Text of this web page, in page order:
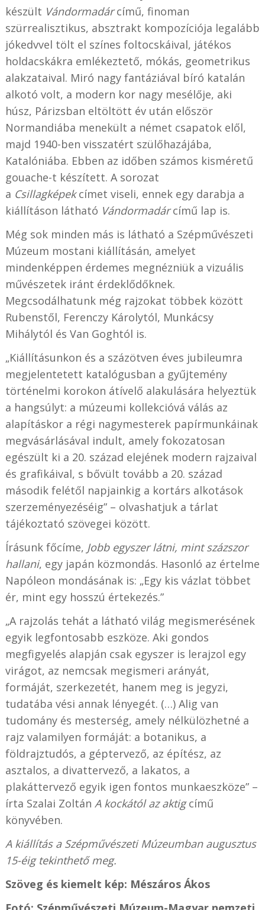
készült Vándormadárcímű, finoman
szürrealisztikus, absztrakt kompozíciója legalább
jókedvvel tölt el színes foltocskáival, játékos
holdacskákra emlékeztető, mókás, geometrikus
alakzataival. Miró nagy fantáziával bíró katalán
alkotó volt, a modern kor nagy mesélője, aki
húsz, Párizsban eltöltött év után először
Normandiába menekült a német csapatok elől,
majd 1940-ben visszatért szülőhazájába,
Katalóniába. Ebben az időben számos kisméretű
gouache-t készített. A sorozat
a Csillagképekcímet viseli, ennek egy darabja a
kiállításon látható Vándormadárcímű lap is.
Még sok minden más is látható a Szépművészeti
Múzeum mostani kiállításán, amelyet
mindenképpen érdemes megnézniük a vizuális
művészetek iránt érdeklődőknek.
Megcsodálhatunk még rajzokat többek között
Rubenstől, Ferenczy Károlytól, Munkácsy
Mihálytól és Van Goghtól is.
„Kiállításunkon és a százötven éves jubileumra
megjelentetett katalógusban a gyűjtemény
történelmi korokon átívelő alakulására helyeztük
a hangsúlyt: a múzeumi kollekcióvá válás az
alapításkor a régi nagymesterek papírmunkáinak
megvásárlásával indult, amely fokozatosan
egészült ki a 20. század elejének modern rajzaival
és grafikáival, s bővült tovább a 20. század
második felétől napjainkig a kortárs alkotások
szerzeményezéséig” – olvashatjuk a tárlat
tájékoztató szövegei között.
Írásunk főcíme, Jobb egyszer látni, mint százszor
hallani, egy japán közmondás. Hasonló az értelme
Napóleon mondásának is: „Egy kis vázlat többet
ér, mint egy hosszú értekezés.”
„A rajzolás tehát a látható világ megismerésének
egyik legfontosabb eszköze. Aki gondos
megfigyelés alapján csak egyszer is lerajzol egy
virágot, az nemcsak megismeri arányát,
formáját, szerkezetét, hanem meg is jegyzi,
tudatába vési annak lényegét. (…) Alig van
tudomány és mesterség, amely nélkülözhetné a
rajz valamilyen formáját: a botanikus, a
földrajztudós, a géptervező, az építész, az
asztalos, a divattervező, a lakatos, a
plakáttervező egyik igen fontos munkaeszköze” –
írta Szalai Zoltán A kockától az aktigcímű
könyvében.
A kiállítás a Szépművészeti Múzeumban augusztus
15-éig tekinthető meg.
Szöveg és kiemelt kép: Mészáros Ákos